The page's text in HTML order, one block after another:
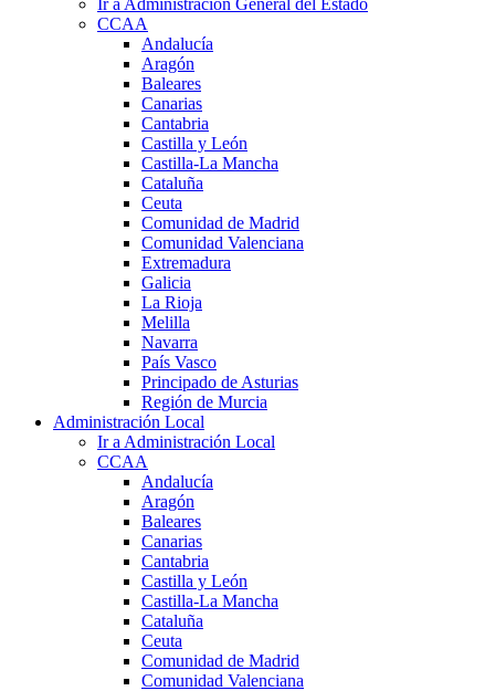
CCAA
Andalucía
Aragón
Baleares
Canarias
Cantabria
Castilla y León
Castilla-La Mancha
Cataluña
Ceuta
Comunidad de Madrid
Comunidad Valenciana
Extremadura
Galicia
La Rioja
Melilla
Navarra
País Vasco
Principado de Asturias
Región de Murcia
Administración Local
Ir a Administración Local
CCAA
Andalucía
Aragón
Baleares
Canarias
Cantabria
Castilla y León
Castilla-La Mancha
Cataluña
Ceuta
Comunidad de Madrid
Comunidad Valenciana